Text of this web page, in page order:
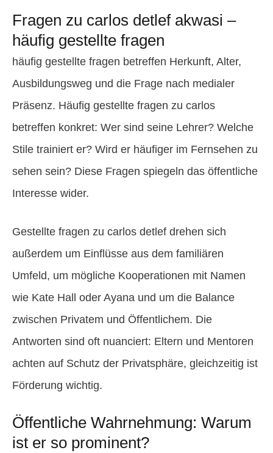
Fragen zu carlos detlef akwasi –
häufig gestellte fragen
häufig gestellte fragen betreffen Herkunft, Alter,
Ausbildungsweg und die Frage nach medialer
Präsenz. Häufig gestellte fragen zu carlos
betreffen konkret: Wer sind seine Lehrer? Welche
Stile trainiert er? Wird er häufiger im Fernsehen zu
sehen sein? Diese Fragen spiegeln das öffentliche
Interesse wider.
Gestellte fragen zu carlos detlef drehen sich
außerdem um Einflüsse aus dem familiären
Umfeld, um mögliche Kooperationen mit Namen
wie Kate Hall oder Ayana und um die Balance
zwischen Privatem und Öffentlichem. Die
Antworten sind oft nuanciert: Eltern und Mentoren
achten auf Schutz der Privatsphäre, gleichzeitig ist
Förderung wichtig.
Öffentliche Wahrnehmung: Warum
ist er so prominent?